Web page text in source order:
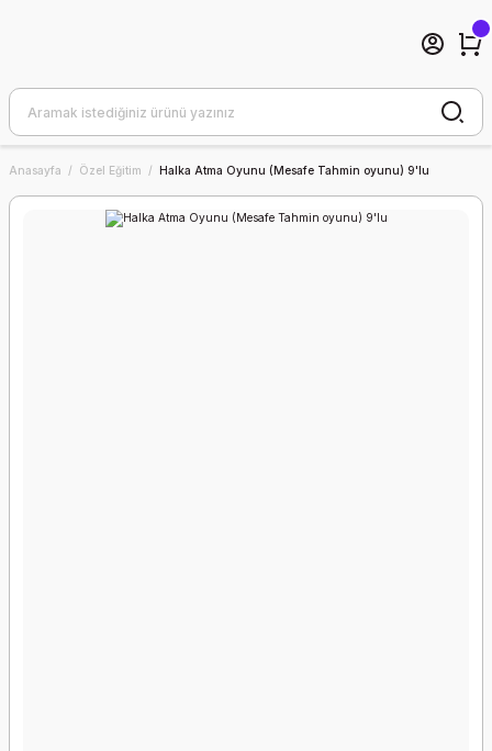
Anasayfa Özel Eğitim Halka Atma Oyunu (Mesafe Tahmin oyunu) 9'lu